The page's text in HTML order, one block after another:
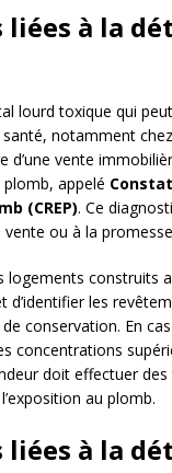
à la
lourd toxique qui
notamment
d’une vente
appelé
(CREP). Ce
ou à la
logements construits
d’identifier les
conservation. En
concentrations
doit effectuer
au plomb.
à la